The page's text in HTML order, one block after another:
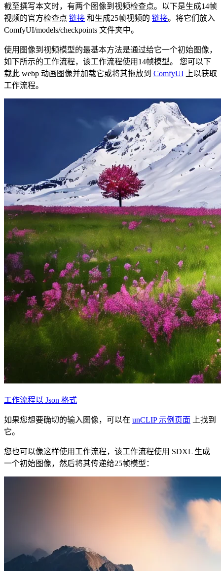
截至撰写本文时，有两个图像到视频检查点。以下是生成14帧
视频的官方检查点 链接 和生成25帧视频的 链接。将它们放入
ComfyUI/models/checkpoints 文件夹中。
使用图像到视频模型的最基本方法是通过给它一个初始图像，
如下所示的工作流程，该工作流程使用14帧模型。 您可以下
载此 webp 动画图像并加载它或将其拖放到 ComfyUI 上以获取
工作流程。
工作流程以 Json 格式
如果您想要确切的输入图像，可以在 unCLIP 示例页面 上找到
它。
您也可以像这样使用工作流程，该工作流程使用 SDXL 生成
一个初始图像，然后将其传递给25帧模型：